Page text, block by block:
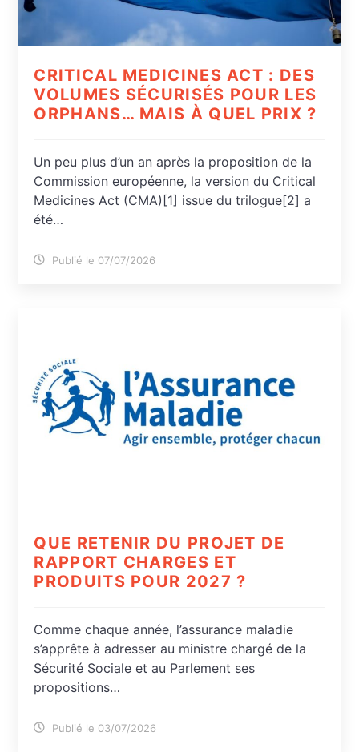
CRITICAL MEDICINES ACT : DES
VOLUMES SÉCURISÉS POUR LES
ORPHANS… MAIS À QUEL PRIX ?
Un peu plus d’un an après la proposition de la
Commission européenne, la version du Critical
Medicines Act (CMA)[1] issue du trilogue[2] a
été…
Publié le 07/07/2026
QUE RETENIR DU PROJET DE
RAPPORT CHARGES ET
PRODUITS POUR 2027 ?
Comme chaque année, l’assurance maladie
s’apprête à adresser au ministre chargé de la
Sécurité Sociale et au Parlement ses
propositions…
Publié le 03/07/2026